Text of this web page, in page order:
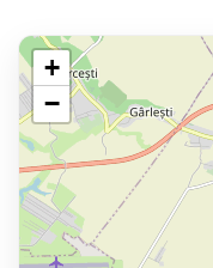
+
−